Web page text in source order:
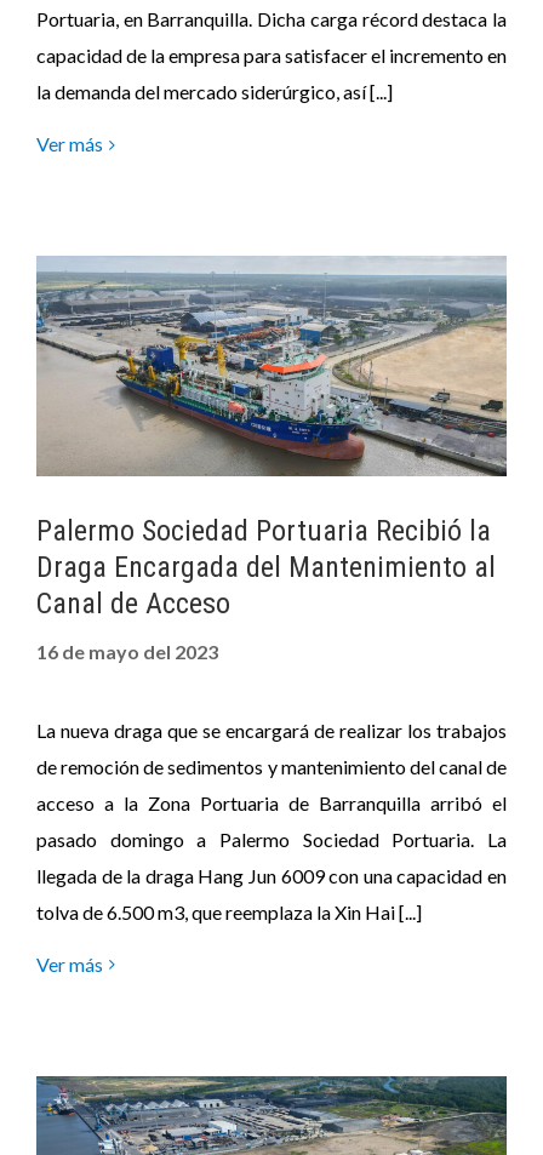
Portuaria, en Barranquilla. Dicha carga récord destaca la
capacidad de la empresa para satisfacer el incremento en
la demanda del mercado siderúrgico, así [...]
Ver más
Palermo Sociedad Portuaria Recibió la
Draga Encargada del Mantenimiento al
Canal de Acceso
16 de mayo del 2023
La nueva draga que se encargará de realizar los trabajos
de remoción de sedimentos y mantenimiento del canal de
acceso a la Zona Portuaria de Barranquilla arribó el
pasado domingo a Palermo Sociedad Portuaria. La
llegada de la draga Hang Jun 6009 con una capacidad en
tolva de 6.500 m3, que reemplaza la Xin Hai [...]
Ver más